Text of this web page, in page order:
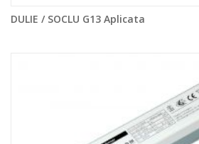
DULIE / SOCLU G13 Aplicata